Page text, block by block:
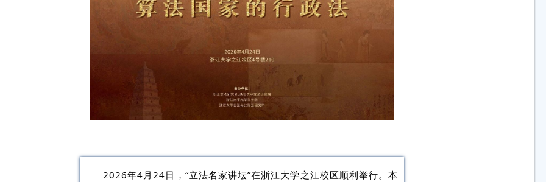
2026年4月24日，“立法名家讲坛”在浙江大学之江校区顺利举行。本